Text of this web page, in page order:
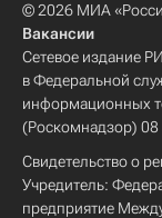
© 2026 МИА
Вакансии
Сетевое издание
в Федеральной
информационных
(Роскомнадзор) 08
Свидетельство о
Учредитель:
предприятие